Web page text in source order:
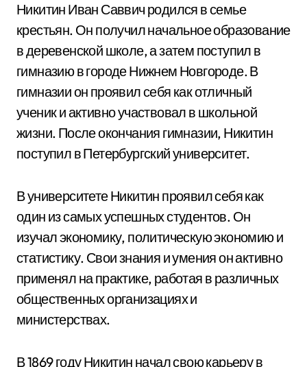
Никитин Иван Саввич родился в семье
крестьян. Он получил начальное образование
в деревенской школе, а затем поступил в
гимназию в городе Нижнем Новгороде. В
гимназии он проявил себя как отличный
ученик и активно участвовал в школьной
жизни. После окончания гимназии, Никитин
поступил в Петербургский университет.
В университете Никитин проявил себя как
один из самых успешных студентов. Он
изучал экономику, политическую экономию и
статистику. Свои знания и умения он активно
применял на практике, работая в различных
общественных организациях и
министерствах.
В 1869 году Никитин начал свою карьеру в